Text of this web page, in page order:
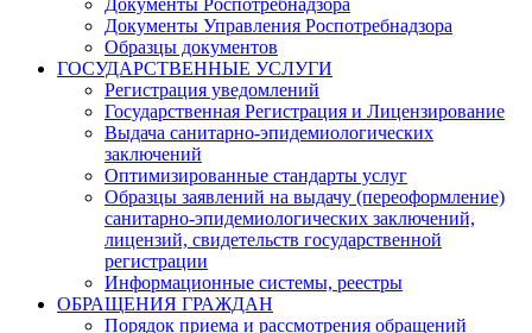
Документы Роспотребнадзора
Документы Управления Роспотребнадзора
Образцы документов
ГОСУДАРСТВЕННЫЕ УСЛУГИ
Регистрация уведомлений
Государственная Регистрация и Лицензирование
Выдача санитарно-эпидемиологических
заключений
Оптимизированные стандарты услуг
Образцы заявлений на выдачу (переоформление)
санитарно-эпидемиологических заключений,
лицензий, свидетельств государственной
регистрации
Информационные системы, реестры
ОБРАЩЕНИЯ ГРАЖДАН
Порядок приема и рассмотрения обращений